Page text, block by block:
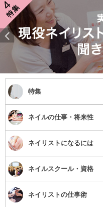
特集
ネイルの仕事・将来性
ネイリストになるには
ネイルスクール・資格
ネイリストの仕事術